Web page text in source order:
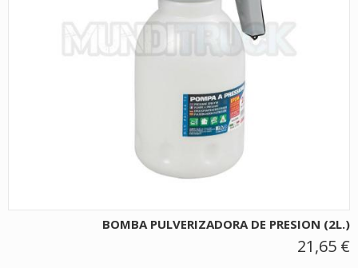
BOMBA PULVERIZADORA DE PRESION (2L.)
21,65 €